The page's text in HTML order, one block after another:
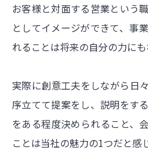
お客様と対面する営業という
としてイメージができて、事
れることは将来の自分の力にも
実際に創意工夫をしながら日
序立てて提案をし、説明をす
をある程度決められること、
ことは当社の魅力の1つだと感